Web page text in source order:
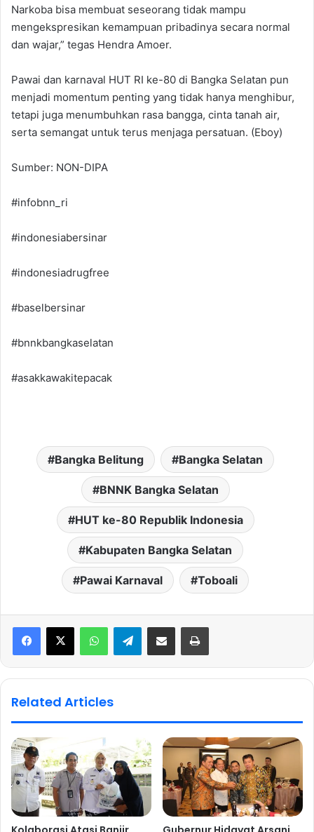
Narkoba bisa membuat seseorang tidak mampu
mengekspresikan kemampuan pribadinya secara normal
dan wajar,” tegas Hendra Amoer.
Pawai dan karnaval HUT RI ke-80 di Bangka Selatan pun
menjadi momentum penting yang tidak hanya menghibur,
tetapi juga menumbuhkan rasa bangga, cinta tanah air,
serta semangat untuk terus menjaga persatuan. (Eboy)
Sumber: NON-DIPA
#infobnn_ri
#indonesiabersinar
#indonesiadrugfree
#baselbersinar
#bnnkbangkaselatan
#asakkawakitepacak
Bangka Belitung Bangka Selatan
BNNK Bangka Selatan
HUT ke-80 Republik Indonesia
Kabupaten Bangka Selatan
Pawai Karnaval Toboali
WhatsAppTelegramShare via Email Print
Related Articles